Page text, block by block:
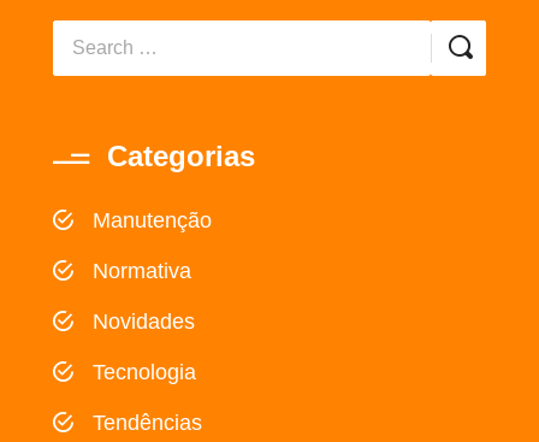
Categorias
Manutenção
Normativa
Novidades
Tecnologia
Tendências